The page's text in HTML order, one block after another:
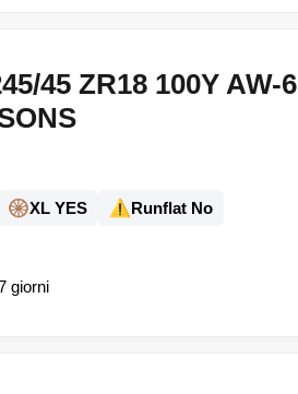
45 ZR18 100Y AW-6
🛞XL YES ⚠️Runflat No
giorni